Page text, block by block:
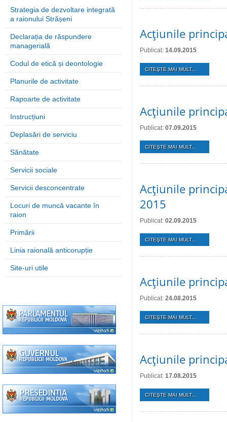
Strategia de dezvoltare integrată
a raionului Strășeni
Declarația de răspundere
managerială
Codul de etică și deontologie
Planurile de activitate
Rapoarte de activitate
Instrucțiuni
Deplasări de serviciu
Sănătate
Servicii sociale
Servicii desconcentrate
Locuri de muncă vacante în
raion
Primării
Linia raională anticorupție
Site-uri utile
Acţiunile
Publicat: 14.09.2015
CITEŞTE MAI MULT...
Acţiunile
Publicat: 07.09.2015
CITEŞTE MAI MULT...
Acţiunile
2015
Publicat: 02.09.2015
CITEŞTE MAI MULT...
Acţiunile
Publicat: 24.08.2015
CITEŞTE MAI MULT...
Acţiunile
Publicat: 17.08.2015
CITEŞTE MAI MULT...